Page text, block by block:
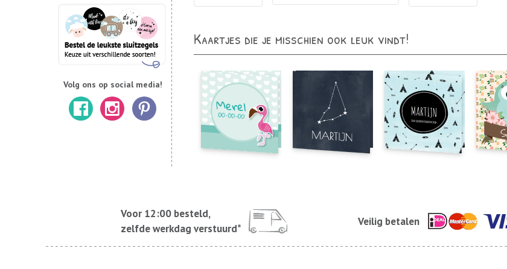
Volg ons op social media!
Kaartjes die je misschien ook leuk vindt!
Voor 12:00 besteld,
zelfde werkdag verstuurd*
Veilig betalen